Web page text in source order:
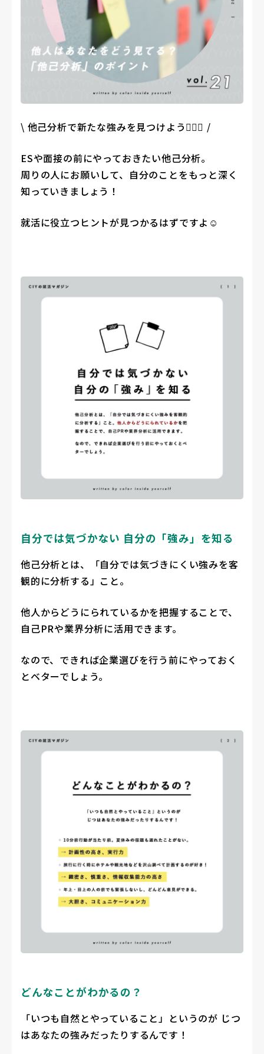
\ 他己分析で新たな強みを見つけよう🏋🏻‍♂️ /
ESや面接の前にやっておきたい他己分析。
周りの人にお願いして、自分のことをもっと深く
知っていきましょう！
就活に役立つヒントが見つかるはずですよ☺️
自分では気づかない 自分の「強み」を知る
他己分析とは、「自分では気づきにくい強みを客
観的に分析する」こと。
他人からどうにられているかを把握することで、
自己PRや業界分析に活用できます。
なので、できれば企業選びを行う前にやっておく
とベターでしょう。
どんなことがわかるの？
「いつも自然とやっていること」というのが じつ
はあなたの強みだったりするんです！